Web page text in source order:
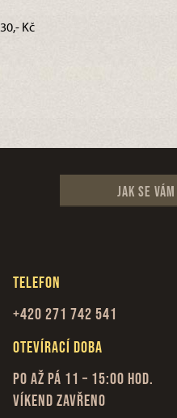
30,- Kč
Jak se
Telefon
+420 271 742 541
Otevírací doba
Po až Pá 11 – 15:00 hod.
Víkend zavřeno